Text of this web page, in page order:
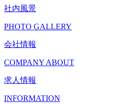
社内風景
PHOTO GALLERY
会社情報
COMPANY ABOUT
求人情報
INFORMATION